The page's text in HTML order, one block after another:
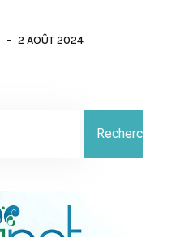
2 AOÛT 2024
Rechercher